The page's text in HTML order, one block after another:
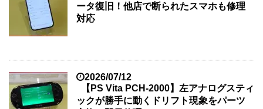
ータ復旧！他店で断られたスマホも修理
対応
2026/07/12
【PS Vita PCH-2000】左アナログスティ
ックが勝手に動くドリフト現象をパーツ